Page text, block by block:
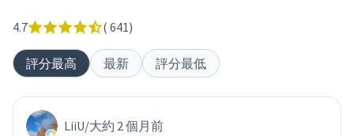
4.7 ( 641)
評分最高 最新 評分最低
LiiU/大約 2 個月前